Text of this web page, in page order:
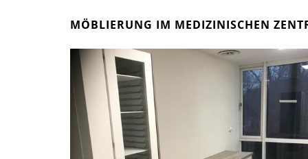
MÖBLIERUNG IM MEDIZINISCHEN